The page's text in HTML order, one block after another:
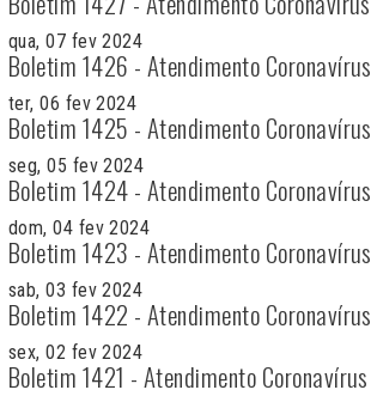
qua, 07 fev 2024
Boletim 1426 - Atendimento Coronavírus
ter, 06 fev 2024
Boletim 1425 - Atendimento Coronavírus
seg, 05 fev 2024
Boletim 1424 - Atendimento Coronavírus
dom, 04 fev 2024
Boletim 1423 - Atendimento Coronavírus
sab, 03 fev 2024
Boletim 1422 - Atendimento Coronavírus
sex, 02 fev 2024
Boletim 1421 - Atendimento Coronavírus